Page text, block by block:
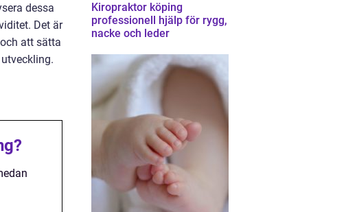
dessa
Det är
att sätta
Kiropraktor köping
professionell hjälp för rygg,
nacke och leder